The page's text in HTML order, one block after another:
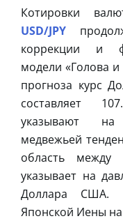
Котировки
USD/JPY
коррекции и
модели «Голова
прогноза курс
составляет
указывают на
медвежьей
область между
указывает на
Доллара США.
Японской Иены